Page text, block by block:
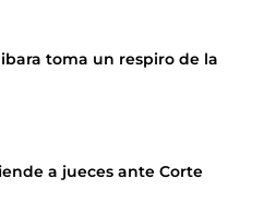
toma un respiro de la
a jueces ante Corte